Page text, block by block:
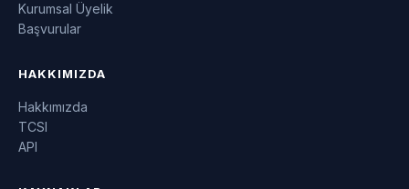
Kurumsal Üyelik
Başvurular
HAKKIMIZDA
Hakkımızda
TCSI
API